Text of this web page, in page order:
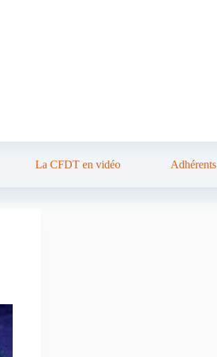
La CFDT en vidéo Adhérents